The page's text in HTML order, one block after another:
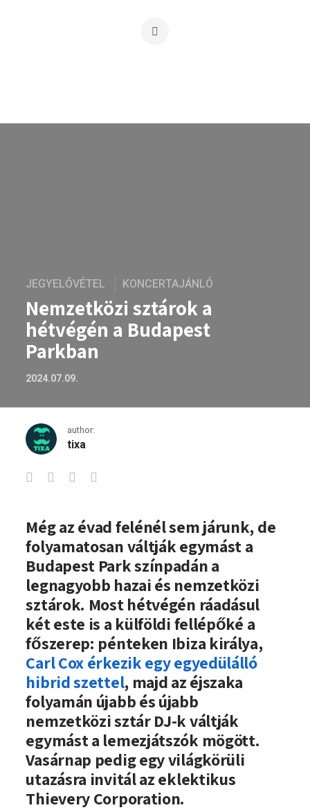
JEGYELŐVÉTEL KONCERTAJÁNLÓ
Nemzetközi sztárok a
hétvégén a Budapest
Parkban
2024.07.09.
author:
tixa
Nemzetközi sztárok a hétvégén a
Még az évad felénél sem járunk, de
folyamatosan váltják egymást a
Budapest Park színpadán a
legnagyobb hazai és nemzetközi
sztárok. Most hétvégén ráadásul
két este is a külföldi fellépőké a
főszerep: pénteken Ibiza királya,
Carl Cox érkezik egy egyedülálló
hibrid szettel, majd az éjszaka
folyamán újabb és újabb
nemzetközi sztár DJ-k váltják
egymást a lemezjátszók mögött.
Vasárnap pedig egy világkörüli
utazásra invitál az eklektikus
Thievery Corporation.